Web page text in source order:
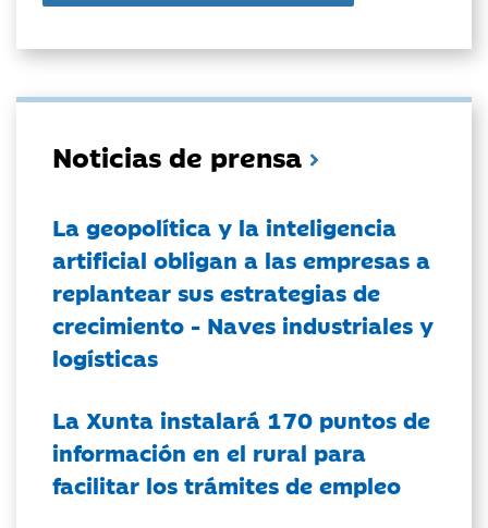
Noticias de prensa
La geopolítica y la inteligencia
artificial obligan a las empresas a
replantear sus estrategias de
crecimiento - Naves industriales y
logísticas
La Xunta instalará 170 puntos de
información en el rural para
facilitar los trámites de empleo